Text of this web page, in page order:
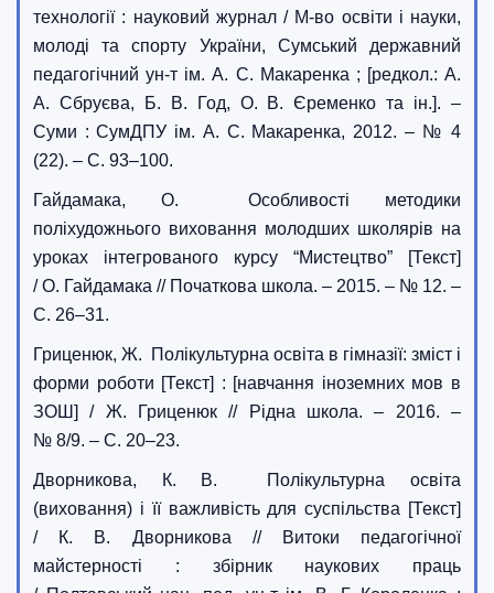
технології : науковий журнал / М-во освіти і науки,
молоді та спорту України, Сумський державний
педагогічний ун-т ім. А. С. Макаренка ; [редкол.: А.
А. Сбруєва, Б. В. Год, О. В. Єременко та ін.]. –
Суми : СумДПУ ім. А. С. Макаренка, 2012. – № 4
(22). – С. 93–100.
Гайдамака, О. Особливості методики
поліхудожнього виховання молодших школярів на
уроках інтегрованого курсу “Мистецтво” [Текст]
/ О. Гайдамака // Початкова школа. – 2015. – № 12. –
С. 26–31.
Гриценюк, Ж. Полікультурна освіта в гімназії: зміст і
форми роботи [Текст] : [навчання іноземних мов в
ЗОШ] / Ж. Гриценюк // Рідна школа. – 2016. –
№ 8/9. – С. 20–23.
Дворникова, К. В. Полікультурна освіта
(виховання) і її важливість для суспільства [Текст]
/ К. В. Дворникова // Витоки педагогічної
майстерності : збірник наукових праць